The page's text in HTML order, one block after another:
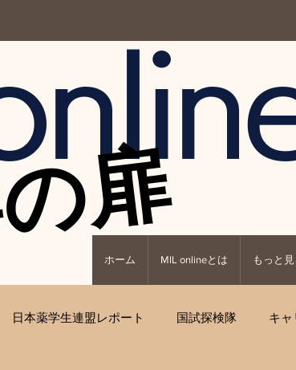
扉
扉
ホーム MIL onlineとは もっと見
日本薬学生連盟レポート 国試探検隊 キャ